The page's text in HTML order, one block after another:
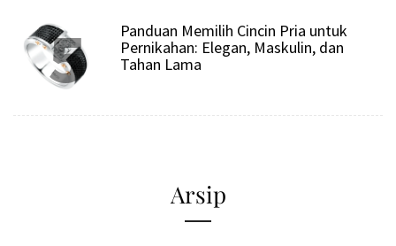
5
Panduan Memilih Cincin Pria untuk
Pernikahan: Elegan, Maskulin, dan
Tahan Lama
Arsip